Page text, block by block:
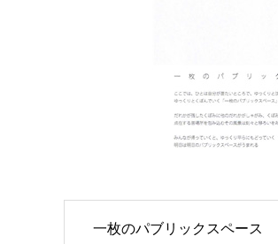
一枚のパブリックスペース